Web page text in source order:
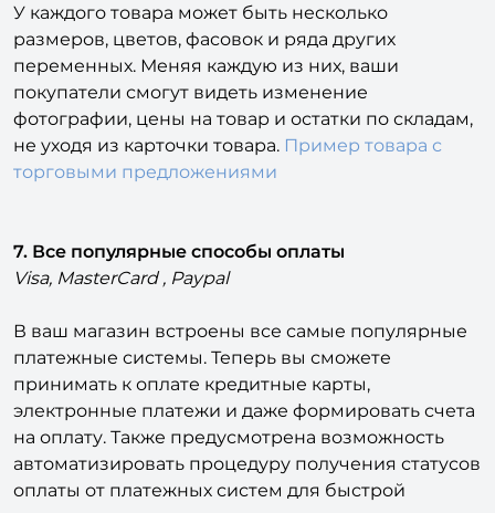
У каждого товара может быть несколько
размеров, цветов, фасовок и ряда других
переменных. Меняя каждую из них, ваши
покупатели смогут видеть изменение
фотографии, цены на товар и остатки по складам,
не уходя из карточки товара. Пример товара с
торговыми предложениями
7. Все популярные способы оплаты
Visa, MasterCard , Paypal
В ваш магазин встроены все самые популярные
платежные системы. Теперь вы сможете
принимать к оплате кредитные карты,
электронные платежи и даже формировать счета
на оплату. Также предусмотрена возможность
автоматизировать процедуру получения статусов
оплаты от платежных систем для быстрой